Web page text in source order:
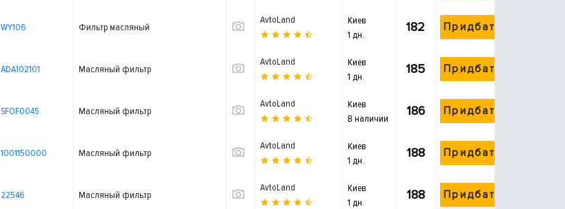
WY106 Фильтр масляный
AvtoLand
Киев
1 дн.
182 Придбати
ADA102101 Масляный фильтр
AvtoLand
Киев
1 дн.
185 Придбати
SFOF0045 Масляный фильтр
AvtoLand
Киев
В наличии
186 Придбати
1001150000 Масляный фильтр
AvtoLand
Киев
1 дн.
188 Придбати
22546 Масляный фильтр
AvtoLand
Киев
1 дн.
188 Придбати